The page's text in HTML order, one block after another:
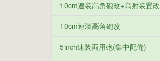
10cm連装高角砲改+高射装置改
10cm連装高角砲改
5inch連装両用砲(集中配備)